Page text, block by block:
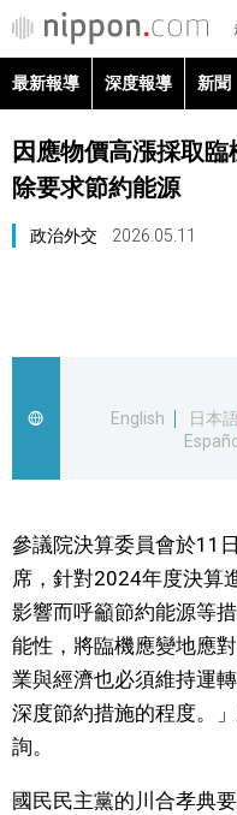
最新報導
視覺日本
臺灣香港
更多
最新報導 深度報導 新聞
因應物價高漲採取
除要求節約能源
政治外交 2026.05.11
English
日本語
參議院決算委員會於11
席，針對2024年度決算
影響而呼籲節約能源等
能性，將臨機應變地應
業與經濟也必須維持運
深度節約措施的程度。
詢。
國民民主黨的川合孝典